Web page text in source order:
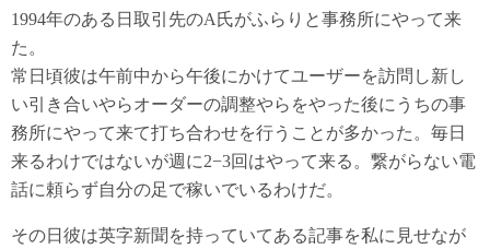
1994年のある日取引先のA氏がふらりと事務所にやって来
た。
常日頃彼は午前中から午後にかけてユーザーを訪問し新し
い引き合いやらオーダーの調整やらをやった後にうちの事
務所にやって来て打ち合わせを行うことが多かった。毎日
来るわけではないが週に2−3回はやって来る。繋がらない電
話に頼らず自分の足で稼いでいるわけだ。
その日彼は英字新聞を持っていてある記事を私に見せなが